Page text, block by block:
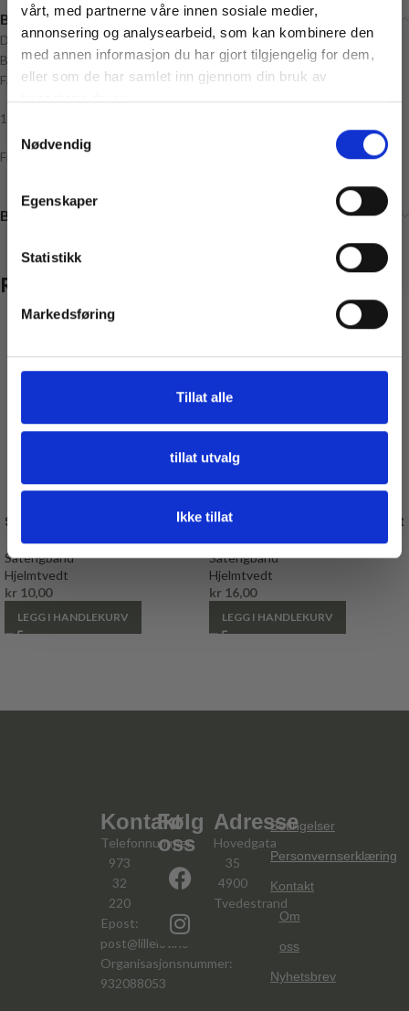
vårt, med partnerne våre innen sosiale medier,
annonsering og analysearbeid, som kan kombinere den
med annen informasjon du har gjort tilgjengelig for dem,
eller som de har samlet inn gjennom din bruk av
tjenestene deres.
Nødvendig
Egenskaper
Statistikk
Markedsføring
Tillat alle
tillat utvalg
Ikke tillat
Beskrivelse
Dobbeltsidig Satengbånd/Silkebånd
Bredde: 16 mm
Farge: Naturhvit
1 stk = 1 meter
Fiber: Polyester
Brand
Relaterte produkter
Satengbånd, 3mm, Naturhvit
Satengbånd
Hjelmtvedt
kr 10,00
LEGG I HANDLEKURV
Satengbånd, 10mm, Naturhvit
Satengbånd
Hjelmtvedt
kr 16,00
LEGG I HANDLEKURV
Kontakt
Telefonnummer:
973
32
220
Epost:
post@lillelov.no
Organisasjonsnummer:
932088053
Følg
oss
Adresse
Hovedgata
35
4900
Tvedestrand
Betingelser
Personvernserklæring
Kontakt
Om
oss
Nyhetsbrev
Vil du ha
10% rabatt
Email